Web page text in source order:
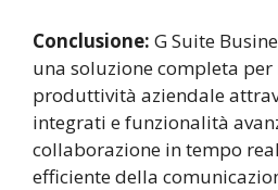
Conclusione: G Suite
una soluzione completa
produttività aziendale
integrati e funzionalità
collaborazione in tempo
efficiente della